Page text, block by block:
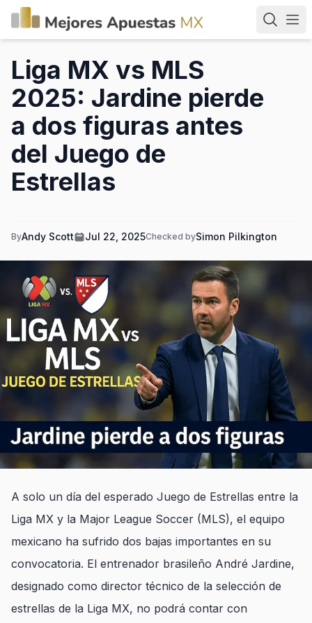
Liga MX vs MLS
2025: Jardine pierde
a dos figuras antes
del Juego de
Estrellas
ByAndy Scott Jul 22, 2025Checked bySimon Pilkington
A solo un día del esperado Juego de Estrellas entre la
Liga MX y la Major League Soccer (MLS), el equipo
mexicano ha sufrido dos bajas importantes en su
convocatoria. El entrenador brasileño André Jardine,
designado como director técnico de la selección de
estrellas de la Liga MX, no podrá contar con